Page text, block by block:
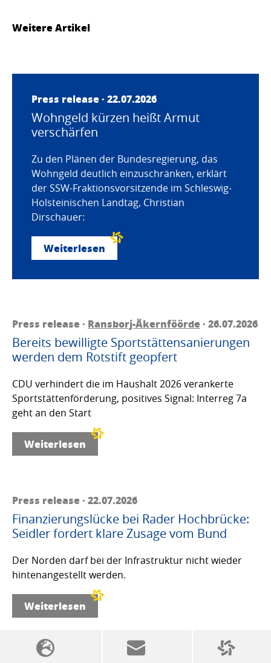
Weitere Artikel
Press release · 22.07.2026
Wohngeld kürzen heißt Armut
verschärfen
Zu den Plänen der Bundesregierung, das
Wohngeld deutlich einzuschränken, erklärt
der SSW-Fraktionsvorsitzende im Schleswig-
Holsteinischen Landtag, Christian
Dirschauer:
Weiterlesen
Press release · Ransborj-Äkernföörde· 26.07.2026
Bereits bewilligte Sportstättensanierungen
werden dem Rotstift geopfert
CDU verhindert die im Haushalt 2026 verankerte
Sportstättenförderung, positives Signal: Interreg 7a
geht an den Start
Weiterlesen
Press release · 22.07.2026
Finanzierungslücke bei Rader Hochbrücke:
Seidler fordert klare Zusage vom Bund
Der Norden darf bei der Infrastruktur nicht wieder
hintenangestellt werden.
Weiterlesen
SSW politics from A to Z